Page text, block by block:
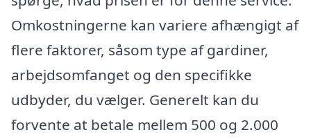
Omkostningerne kan variere afhængigt af
flere faktorer, såsom type af gardiner,
arbejdsomfanget og den specifikke
udbyder, du vælger. Generelt kan du
forvente at betale mellem 500 og 2.000